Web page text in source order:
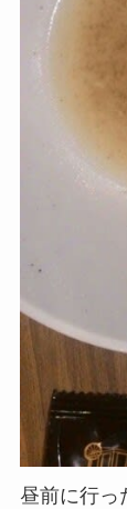
昼前に行っ